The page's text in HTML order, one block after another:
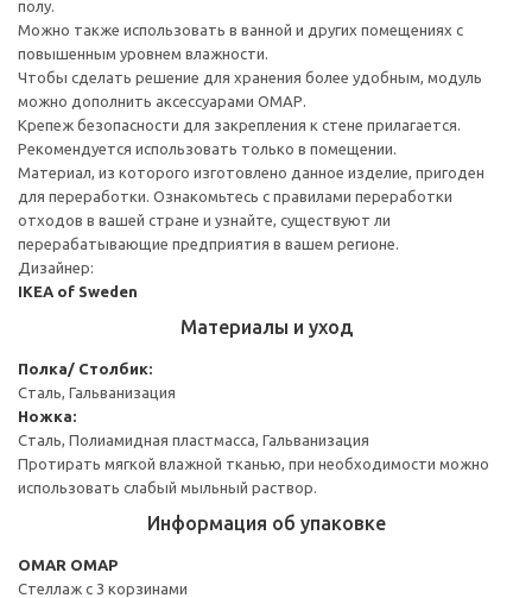
полу.
Можно также использовать в ванной и других помещениях с
повышенным уровнем влажности.
Чтобы сделать решение для хранения более удобным, модуль
можно дополнить аксессуарами ОМАР.
Крепеж безопасности для закрепления к стене прилагается.
Рекомендуется использовать только в помещении.
Материал, из которого изготовлено данное изделие, пригоден
для переработки. Ознакомьтесь с правилами переработки
отходов в вашей стране и узнайте, существуют ли
перерабатывающие предприятия в вашем регионе.
Дизайнер:
IKEA of Sweden
Материалы и уход
Полка/ Столбик:
Сталь, Гальванизация
Ножка:
Сталь, Полиамидная пластмасса, Гальванизация
Протирать мягкой влажной тканью, при необходимости можно
использовать слабый мыльный раствор.
Информация об упаковке
OMAR ОМАР
Стеллаж с 3 корзинами